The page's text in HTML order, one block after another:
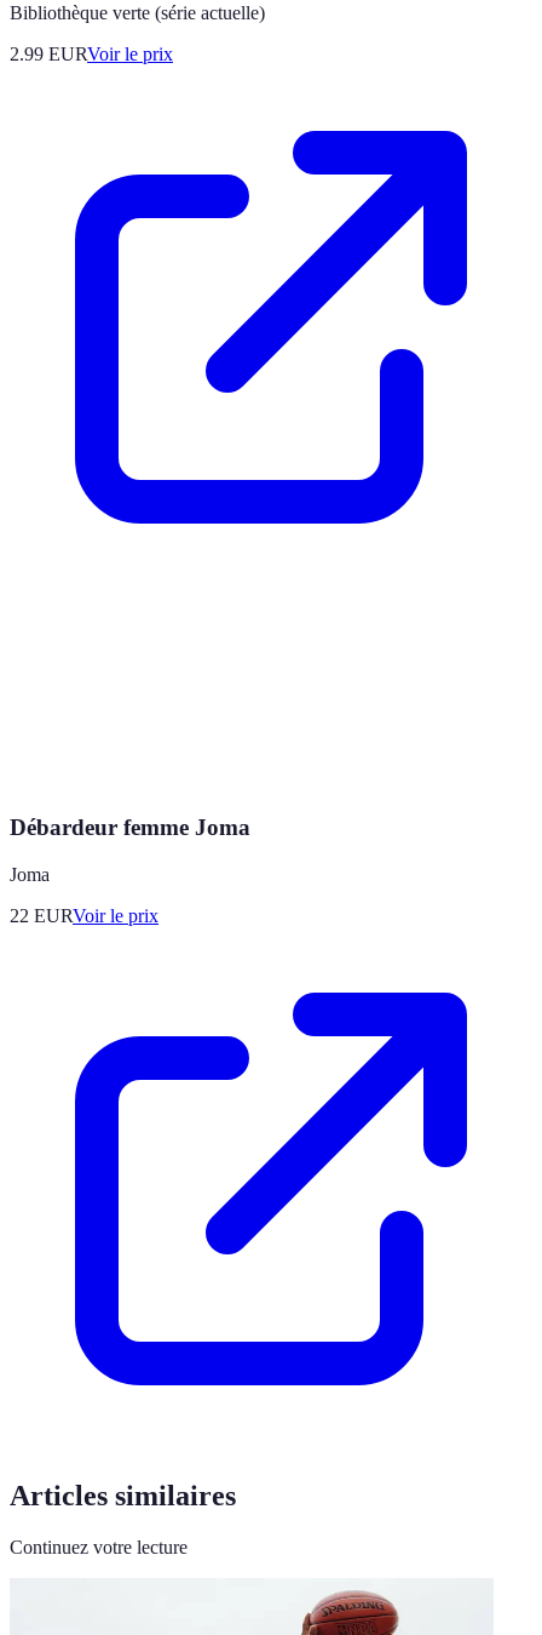
Bibliothèque verte (série actuelle)
2.99 EURVoir le prix
Débardeur femme Joma
Joma
22 EURVoir le prix
Articles similaires
Continuez votre lecture